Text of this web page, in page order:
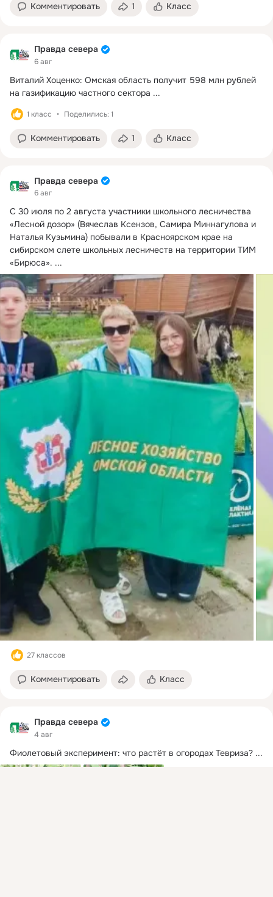
Комментировать 1 Класс
Правда севера
6 авг
Виталий Хоценко: Омская область получит 598 млн рублей
на газификацию частного сектора ...
1 класс Поделились: 1
Комментировать 1 Класс
Правда севера
6 авг
С 30 июля по 2 августа участники школьного лесничества
«Лесной дозор» (Вячеслав Ксензов, Самира Миннагулова и
Наталья Кузьмина) побывали в Красноярском крае на
сибирском слете школьных лесничеств на территории ТИМ
«Бирюса». ...
27 классов
Комментировать Класс
Правда севера
4 авг
Фиолетовый эксперимент: что растёт в огородах Тевриза? ...